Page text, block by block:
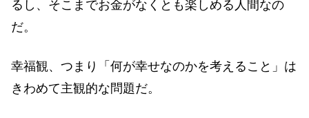
るし、そこまでお金がなくとも楽しめる人間なの
だ。
幸福観、つまり「何が幸せなのかを考えること」は
きわめて主観的な問題だ。